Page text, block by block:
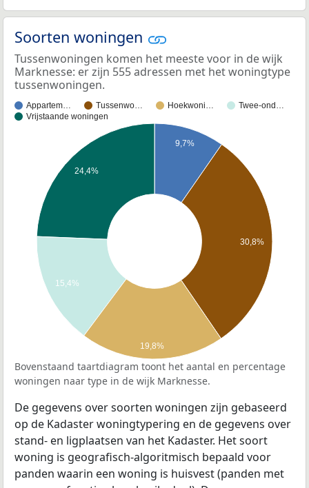
Soorten woningen
Tussenwoningen komen het meeste voor in de wijk
Marknesse: er zijn 555 adressen met het woningtype
tussenwoningen.
Appartem… Tussenwo… Hoekwoni…
Twee-ond…
Vrijstaande woningen
9,7%
30,8%
24,4%
15,4%
19,8%
Bovenstaand taartdiagram toont het aantal en percentage
woningen naar type in de wijk Marknesse.
De gegevens over soorten woningen zijn gebaseerd
op de Kadaster woningtypering en de gegevens over
stand- en ligplaatsen van het Kadaster. Het soort
woning is geografisch-algoritmisch bepaald voor
panden waarin een woning is huisvest (panden met